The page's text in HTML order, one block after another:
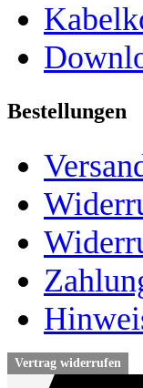
Bestellungen
Vertrag widerrufen